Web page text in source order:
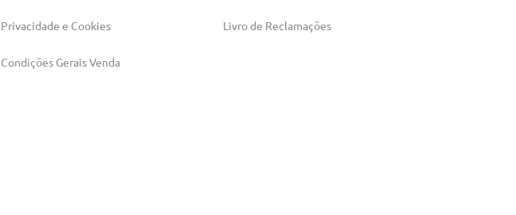
Privacidade e Cookies
Condições Gerais Venda
Livro de Reclamações